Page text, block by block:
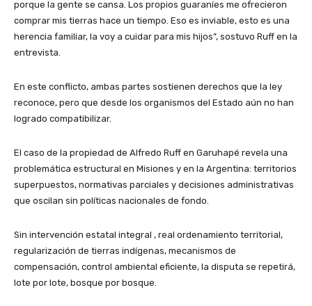
porque la gente se cansa. Los propios guaraníes me ofrecieron
comprar mis tierras hace un tiempo. Eso es inviable, esto es una
herencia familiar, la voy a cuidar para mis hijos”, sostuvo Ruff en la
entrevista.
En este conflicto, ambas partes sostienen derechos que la ley
reconoce, pero que desde los organismos del Estado aún no han
logrado compatibilizar.
El caso de la propiedad de Alfredo Ruff en Garuhapé revela una
problemática estructural en Misiones y en la Argentina: territorios
superpuestos, normativas parciales y decisiones administrativas
que oscilan sin políticas nacionales de fondo.
Sin intervención estatal integral , real ordenamiento territorial,
regularización de tierras indígenas, mecanismos de
compensación, control ambiental eficiente, la disputa se repetirá,
lote por lote, bosque por bosque.